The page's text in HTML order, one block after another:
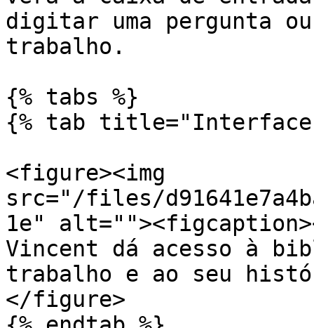
digitar uma pergunta
trabalho.
{% tabs %}
{% tab title="Interface
<figure><img
src="/files/
1e"
Vincent dá acesso à
trabalho e ao seu
</figure>